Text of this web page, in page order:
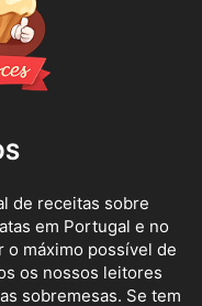
de receitas sobre
em Portugal e no
o máximo possível de
os nossos leitores
sobremesas. Se tem